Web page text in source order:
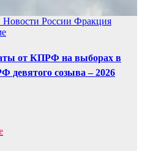
Новости России Фракция
от КПРФ на выборах в
девятого созыва – 2026